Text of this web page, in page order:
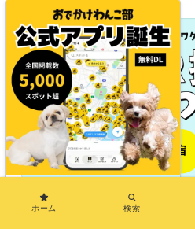
長期パートナー（協業）
ホーム 検索